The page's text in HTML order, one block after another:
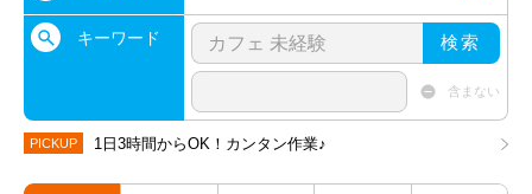
キーワード 検索
含まない
PICKUP 1日3時間からOK！カンタン作業♪